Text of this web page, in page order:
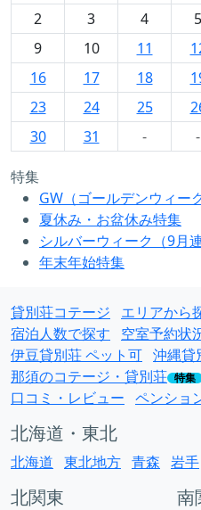
2
3 4 5
9
10 11
16
17 18
23
24 25
30
31 - -
特集
GW（ゴールデンウィー
夏休み・お盆休み特集
シルバーウィーク（9月
年末年始特集
貸別荘コテージ エリアから
宿泊人数で探す
空室予約状
伊豆貸別荘 ペット可 沖縄貸
那須のコテージ・貸別荘 特集
口コミ・レビュー ペンショ
北海道・東北
北海道 東北地方 青森 岩手
北関東 南